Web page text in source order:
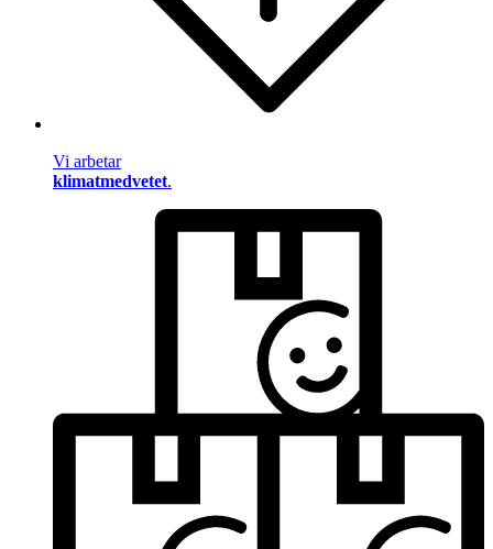
Vi arbetar
klimatmedvetet.